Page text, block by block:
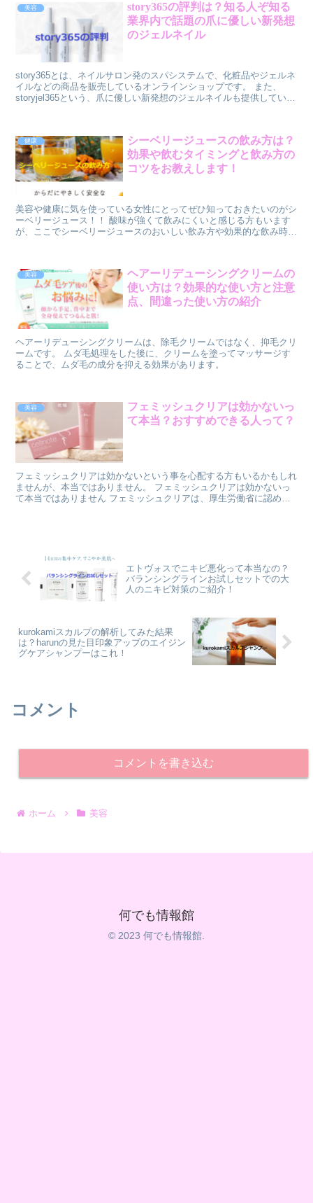
美容
story365の評判は？知る人ぞ知る
業界内で話題の爪に優しい新発想
のジェルネイル
story365とは、ネイルサロン発のスパシステムで、化粧品やジェルネ
イルなどの商品を販売しているオンラインショップです。 また、
storyjel365という、爪に優しい新発想のジェルネイルも提供していま
健康
シーベリージュースの飲み方は？
効果や飲むタイミングと飲み方の
コツをお教えします！
美容や健康に気を使っている女性にとってぜひ知っておきたいのがシ
ーベリージュース！！ 酸味が強くて飲みにくいと感じる方もいます
が、ここでシーベリージュースのおいしい飲み方や効果的な飲み時に
甘酸っぱいジュース類とは相性が良くて、シーベリージュースの酸味
を和らげてくれます。 例えば、カルピス、紅茶、メロンジュースな
どがおすすめです。 また、お湯で割って温かく飲むこともできま
す。 でも、牛乳で割るとたんぱく質が凝固して分離するので、おす
すめしません。 シーベリージュースを飲むタイミングは、基本的に
はいつでも構いませんが、いつもの食事と一緒に飲むと栄養素の吸収
が良くなります。
美容
ヘアーリデューシングクリームの
使い方は？効果的な使い方と注意
点、間違った使い方の紹介
ヘアーリデューシングクリームは、除毛クリームではなく、抑毛クリ
ームです。 ムダ毛処理をした後に、クリームを塗ってマッサージす
ることで、ムダ毛の成分を抑える効果があります。
美容
フェミッシュクリアは効かないっ
て本当？おすすめできる人って？
フェミッシュクリアは効かないという事を心配する方もいるかもしれ
ませんが、本当ではありません。 フェミッシュクリアは効かないっ
て本当ではありません フェミッシュクリアは、厚生労働省に認めら
部には効果が感じられなかったという口コミもありますが、それは使
用期間が短かったり、塗り方が適切でなかったりする場合が考えられ
ます。
エトヴォスでニキビ悪化って本当なの？
バランシングラインお試しセットでの大
人のニキビ対策のご紹介！
kurokamiスカルプの解析してみた結果
は？harunの見た目印象アップのエイジン
グケアシャンプーはこれ！
コメント
コメントを書き込む
ホーム 美容
何でも情報館
© 2023 何でも情報館.